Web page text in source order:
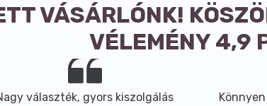
VÁSÁRLÓNK!
VÉLEMÉNY 4,9
választék, gyors kiszolgálás